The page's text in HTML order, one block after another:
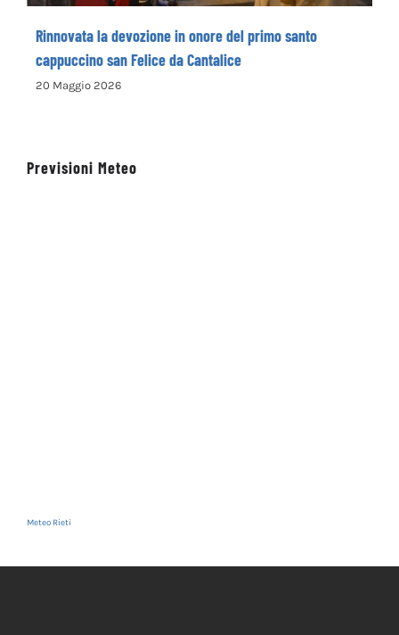
Rinnovata la devozione in onore del primo santo
cappuccino san Felice da Cantalice
20 Maggio 2026
Previsioni Meteo
Meteo Rieti